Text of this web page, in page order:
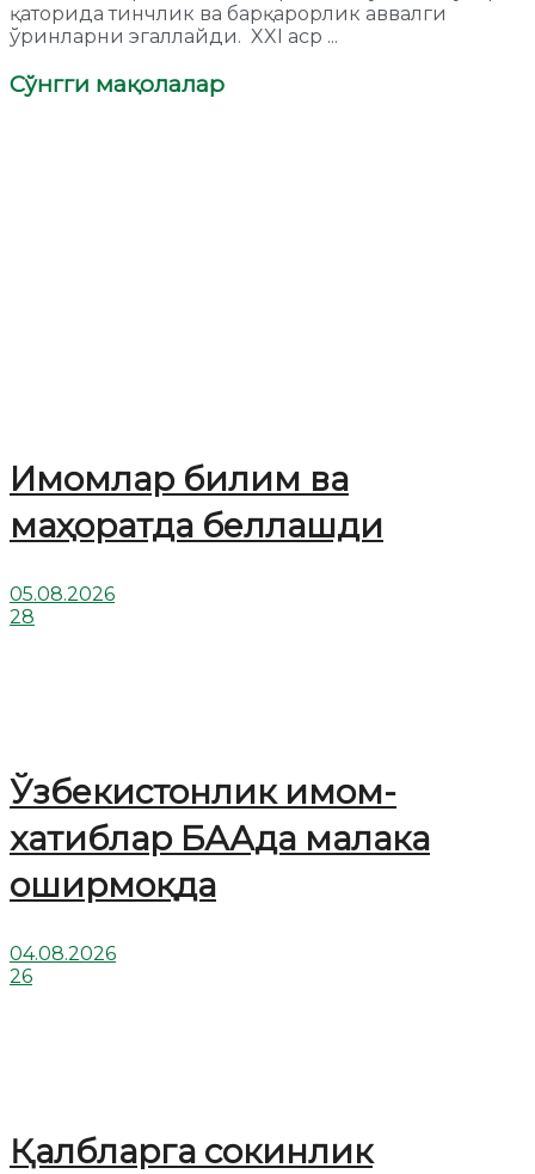
қаторида тинчлик ва барқарорлик аввалги
ўринларни эгаллайди. XXI аср ...
Сўнгги мақолалар
Имомлар билим ва
маҳоратда беллашди
05.08.2026
28
Ўзбекистонлик имом-
хатиблар БААда малака
оширмоқда
04.08.2026
26
Қалбларга сокинлик